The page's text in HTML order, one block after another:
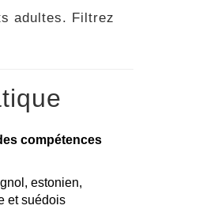
adultes. Filtrez
compétences
estonien,
et suédois